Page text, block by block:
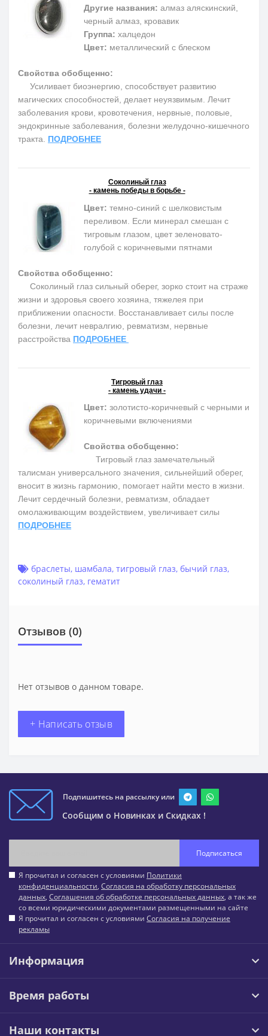
Другие названия: алмаз аляскинский,
черный алмаз, кровавик
Группа: халцедон
Цвет: металлический с блеском
Свойства обобщенно:
Усиливает биоэнергию, способствует развитию
магических способностей, делает неуязвимым. Лечит
заболевания крови, кровотечения, нервные, половые,
эндокринные заболевания, болезни желудочно-кишечного
тракта. ПОДРОБНЕЕ
Соколиный глаз
- камень победы в борьбе -
Цвет: темно-синий с шелковистым
переливом. Если минерал смешан с
тигровым глазом, цвет зеленовато-
голубой с коричневыми пятнами
Свойства обобщенно:
Соколиный глаз сильный оберег, зорко стоит на страже
жизни и здоровья своего хозяина, тяжелея при
приближении опасности. Восстанавливает силы после
болезни, лечит невралгию, ревматизм, нервные
расстройства ПОДРОБНЕЕ
Тигровый глаз
- камень удачи -
Цвет: золотисто-коричневый с черными и
коричневыми включениями
Свойства обобщенно:
Тигровый глаз замечательный
талисман универсального значения, сильнейший оберег,
вносит в жизнь гармонию, помогает найти место в жизни.
Лечит сердечный болезни, ревматизм, обладает
омолаживающим воздействием, увеличивает силы
ПОДРОБНЕЕ
браслеты, шамбала, тигровый глаз, бычий глаз,
соколиный глаз, гематит
Отзывов (0)
Нет отзывов о данном товаре.
+ Написать отзыв
Подпишитесь на рассылку или
Сообщим о Новинках и Скидках !
Подписаться
Я прочитал и согласен с условиями Политики
конфиденциальности, Согласия на обработку персональных
данных, Соглашения об обработке персональных данных, а так же
со всеми юридическими документами размещенными на сайте
Я прочитал и согласен с условиями Согласия на получение
рекламы
Информация
Время работы
Наши контакты